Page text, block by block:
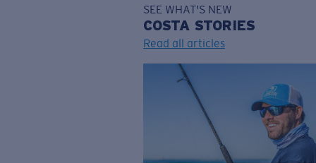
SEE WHAT'S NEW
COSTA STORIES
Read all articles